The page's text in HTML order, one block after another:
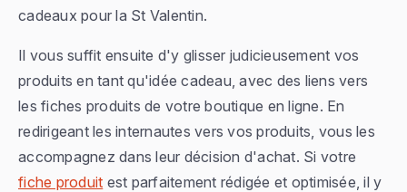
cadeaux pour la St Valentin.
Il vous suffit ensuite d'y glisser judicieusement vos
produits en tant qu'idée cadeau, avec des liens vers
les fiches produits de votre boutique en ligne. En
redirigeant les internautes vers vos produits, vous les
accompagnez dans leur décision d'achat. Si votre
fiche produit est parfaitement rédigée et optimisée, il y